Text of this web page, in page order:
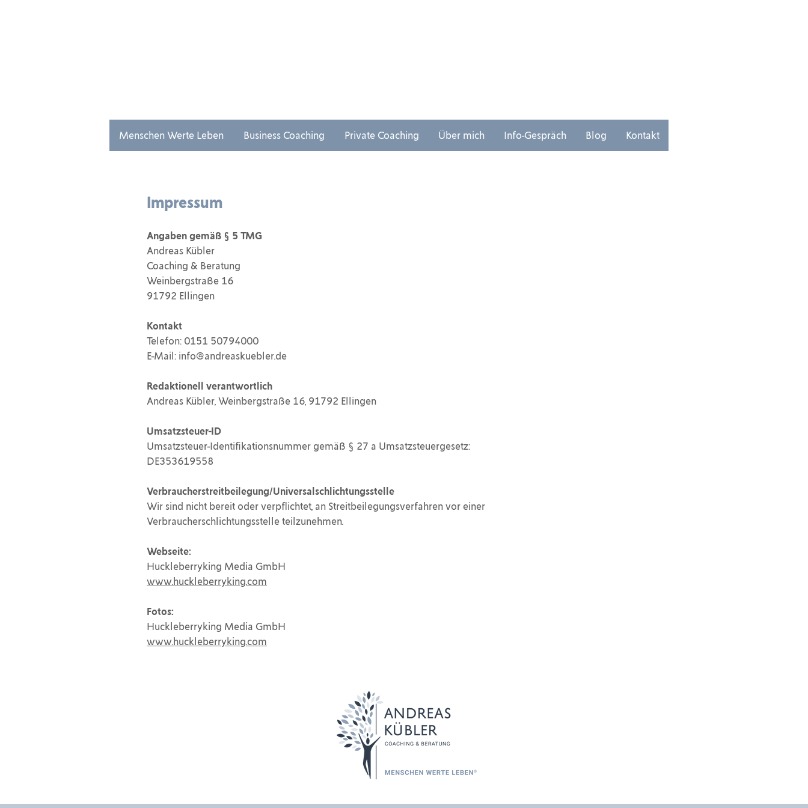
Menschen Werte Leben Business Coaching Private Coaching Über mich Info-Gespräch Blog Kontakt
Impressum
Angaben gemäß § 5 TMG
Andreas Kübler
Coaching & Beratung
Weinbergstraße 16
91792 Ellingen
Kontakt
Telefon: 0151 50794000
E-Mail: info@andreaskuebler.de
Redaktionell verantwortlich
Andreas Kübler, Weinbergstraße 16, 91792 Ellingen
Umsatzsteuer-ID
Umsatzsteuer-Identifikationsnummer gemäß § 27 a Umsatzsteuergesetz:
DE353619558
Verbraucherstreitbeilegung/Universalschlichtungsstelle
Wir sind nicht bereit oder verpflichtet, an Streitbeilegungsverfahren vor einer
Verbraucherschlichtungsstelle teilzunehmen.
Webseite:
Huckleberryking Media GmbH
www.huckleberryking.com
Fotos:
Huckleberryking Media GmbH
www.huckleberryking.com